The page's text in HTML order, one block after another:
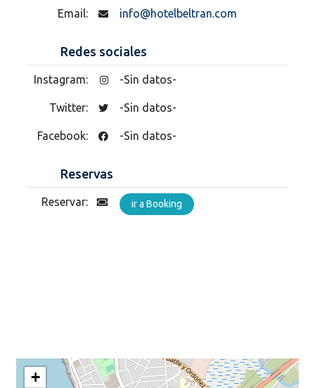
Email: info@hotelbeltran.com
Redes sociales
Instagram: -Sin datos-
Twitter: -Sin datos-
Facebook: -Sin datos-
Reservas
Reservar: ir a Booking
+